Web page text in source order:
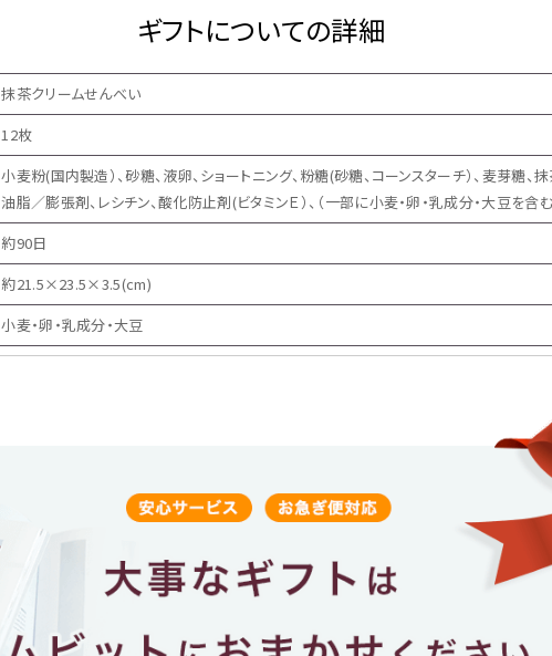
ギフトについての詳細
抹茶クリームせんべい
12枚
小麦粉(国内製造）、砂糖、液卵、ショートニング、粉糖(砂糖、コーンスターチ）、麦芽糖、
油脂／膨張剤、レシチン、酸化防止剤(ビタミンＥ）、（一部に小麦・卵・乳成分・大豆を含む
約90日
約21.5×23.5×3.5(cm)
小麦・卵・乳成分・大豆